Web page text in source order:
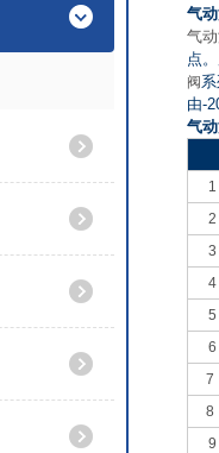
气
气
点
阀
由-
气
1
2
3
4
5
6
7
8
9